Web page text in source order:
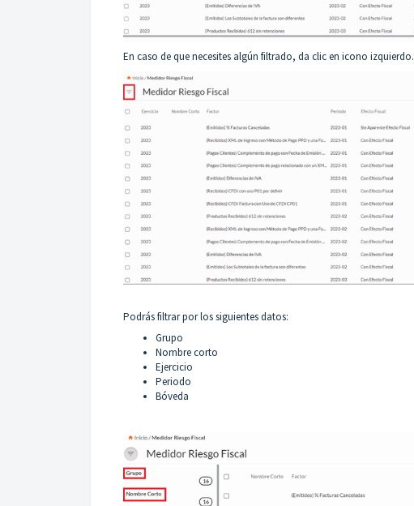
En caso de que necesites algún filtrado, da clic en icono izquierdo.
Podrás filtrar por los siguientes datos:
Grupo
Nombre corto
Ejercicio
Periodo
Bóveda